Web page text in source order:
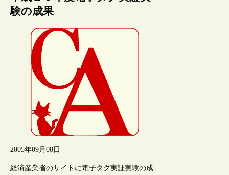
験の成果
2005年09月08日
経済産業省のサイトに電子タグ実証実験の成